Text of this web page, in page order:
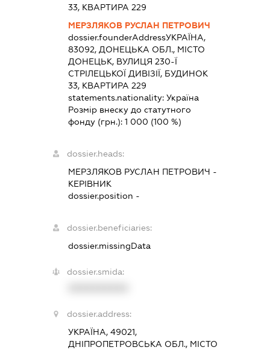
33, КВАРТИРА 229
МЕРЗЛЯКОВ РУСЛАН ПЕТРОВИЧ
dossier.founderAddressУКРАЇНА,
83092, ДОНЕЦЬКА ОБЛ., МІСТО
ДОНЕЦЬК, ВУЛИЦЯ 230-Ї
СТРІЛЕЦЬКОЇ ДИВІЗІЇ, БУДИНОК
33, КВАРТИРА 229
statements.nationality:Україна
Розмір внеску до статутного
фонду (грн.):1 000 (100 %)
dossier.heads:
МЕРЗЛЯКОВ РУСЛАН ПЕТРОВИЧ -
КЕРІВНИК
dossier.position -
dossier.beneficiaries:
dossier.missingData
dossier.smida:
dossier.address:
УКРАЇНА, 49021,
ДНІПРОПЕТРОВСЬКА ОБЛ., МІСТО